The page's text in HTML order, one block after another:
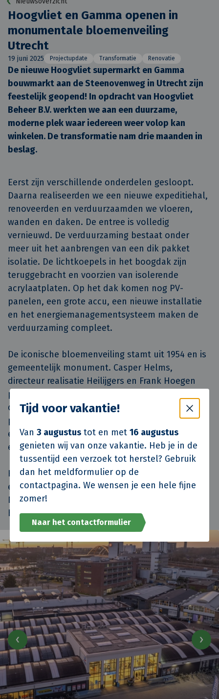
Tijd voor vakantie!
Van 3 augustus tot en met 16 augustus
genieten wij van onze vakantie. Heb je in de
tussentijd een verzoek tot herstel? Gebruik
dan het meldformulier op de
contactpagina. We wensen je een hele fijne
zomer!
Naar het contactformulier
Hoogvliet en Gamma openen in
monumentale bloemenveiling
Utrecht
19 juni 2025 Projectupdate Transformatie Renovatie
De nieuwe Hoogvliet supermarkt en Gamma
bouwmarkt aan de Steenovenweg in Utrecht zijn
feestelijk geopend! In opdracht van Hoogvliet
Beheer B.V. werkten we aan een duurzame,
moderne plek waar iedereen weer volop kan
winkelen. De transformatie nam drie maanden in
beslag.
Eerst zijn verschillende onderdelen gesloopt.
Daarna realiseerden we een nieuwe expeditiehal,
renoveerden en verduurzaamden we vloeren,
wanden en daken. De entree is volledig
vernieuwd. De verduurzaming bestaat onder
meer uit het aanbrengen van een dik pakket
isolatie. De lichtkoepels in het boogdak zijn
teruggebracht en voorzien van isolerende
acrylaatplaten. Op het dak komen nog PV-
panelen, een grote accu, een nieuwe installatie
en het energiemanagementsysteem maken de
verduurzaming compleet.
De iconische bloemenveiling stamt uit 1954 en is
gemeentelijk monument. Casper Helms,
directeur realisatie Heilijgers en Frank Hoegen
projectleider Heilijgers, boden Riny Kouwer
directeur Hoogvliet Beheer en Marco Brienen
projectmanager Hoogvliet Beheer de originele
eerste steen uit 1955 aan. Deze krijgt binnenkort
een mooi plaats in de gevel.
Het energielabel ging van F+ naar A+++++. Het is
een van de duurzaamste monumenten van
Nederland en gaat op voor de ‘Supermarkt van
het jaar!!